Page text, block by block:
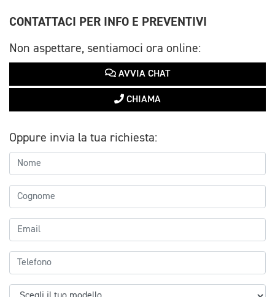
CONTATTACI PER INFO E PREVENTIVI
Non aspettare, sentiamoci ora online:
AVVIA CHAT
CHIAMA
Oppure invia la tua richiesta: